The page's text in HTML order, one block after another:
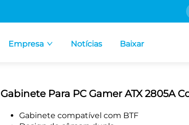
Empresa Notícias Baixar
Gabinete Para PC Gamer ATX 2805A
Gabinete compatível com BTF